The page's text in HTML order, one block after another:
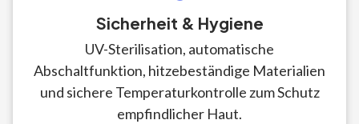
Sicherheit & Hygiene
UV-Sterilisation, automatische
Abschaltfunktion, hitzebeständige Materialien
und sichere Temperaturkontrolle zum Schutz
empfindlicher Haut.